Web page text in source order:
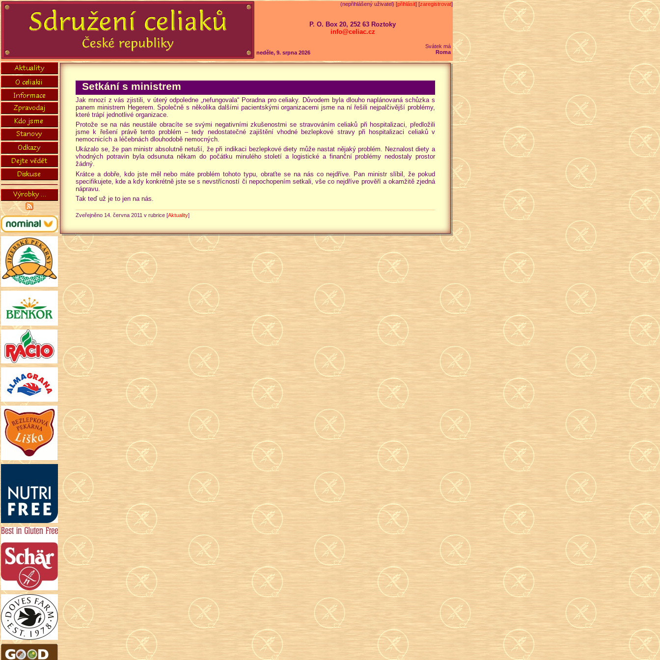
(nepřihlášený uživatel) [přihlásit] [zaregistrovat]
neděle, 9. srpna 2026
Svátek má
Roma
P. O. Box 20, 252 63 Roztoky
info@celiac.cz
Setkání s ministrem
Jak mnozí z vás zjistili, v úterý odpoledne „nefungovala“ Poradna pro celiaky. Důvodem byla dlouho naplánovaná schůzka s
panem ministrem Hegerem. Společně s několika dalšími pacientskými organizacemi jsme na ní řešili nejpalčivější problémy,
které trápí jednotlivé organizace.
Protože se na nás neustále obracíte se svými negativními zkušenostmi se stravováním celiaků při hospitalizaci, předložili
jsme k řešení právě tento problém – tedy nedostatečné zajištění vhodné bezlepkové stravy při hospitalizaci celiaků v
nemocnicích a léčebnách dlouhodobě nemocných.
Ukázalo se, že pan ministr absolutně netuší, že při indikaci bezlepkové diety může nastat nějaký problém. Neznalost diety a
vhodných potravin byla odsunuta někam do počátku minulého století a logistické a finanční problémy nedostaly prostor
žádný.
Krátce a dobře, kdo jste měl nebo máte problém tohoto typu, obraťte se na nás co nejdříve. Pan ministr slíbil, že pokud
specifikujete, kde a kdy konkrétně jste se s nevstřícností či nepochopením setkali, vše co nejdříve prověří a okamžitě zjedná
nápravu.
Tak teď už je to jen na nás.
Zveřejněno 14. června 2011 v rubrice [Aktuality]